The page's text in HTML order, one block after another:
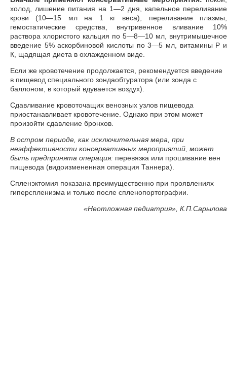
холод, лишение питания на 1—2 дня, капельное переливание
крови (10—15 мл на 1 кг веса), переливание плазмы,
гемостатические средства, внутривенное вливание 10%
раствора хлористого кальция по 5—8—10 мл, внутримышечное
введение 5% аскорбиновой кислоты по 3—5 мл, витамины Р и
К, щадящая диета в охлажденном виде.
Если же кровотечение продолжается, рекомендуется введение
в пищевод специального зондаобтуратора (или зонда с
баллоном, в который вдувается воздух).
Сдавливание кровоточащих венозных узлов пищевода
приостанавливает кровотечение. Однако при этом может
произойти сдавление бронхов.
В остром периоде, как исключительная мера, при
неэффективности консервативных мероприятий, может
быть предпринята операция: перевязка или прошивание вен
пищевода (видоизмененная операция Таннера).
Спленэктомия показана преимущественно при проявлениях
гиперспленизма и только после спленопортографии.
«Неотложная педиатрия», К.П.Сарылова